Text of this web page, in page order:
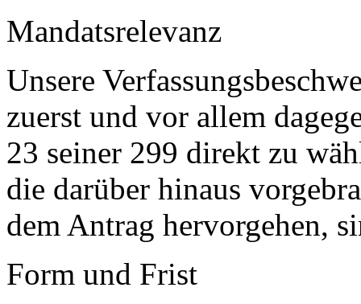
Mandatsrelevanz
Unsere
zuerst und vor allem
23 seiner 299 direkt zu
die darüber hinaus
dem Antrag hervorgehen,
Form und Frist